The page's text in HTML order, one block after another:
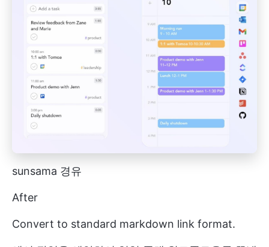
sunsama 경유
After
Convert to standard markdown link format.